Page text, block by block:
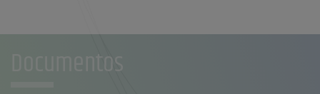
Documentos